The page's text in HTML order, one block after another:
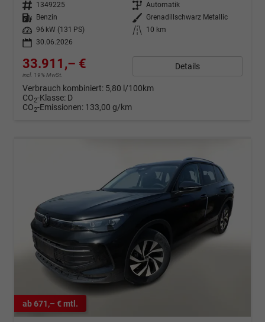
Fahrzeugnr. 1349225 Getriebe Automatik
Kraftstoff
Benzin Außenfarbe
Grenadillschwarz Metallic
Leistung
96 kW (131 PS) Kilometerstand
10 km
30.06.2026
33.911,– €
incl. 19% MwSt.
Details
Verbrauch kombiniert: 5,80 l/100km
CO2-Klasse: D
CO2-Emissionen: 133,00 g/km
ab 671,– € mtl.